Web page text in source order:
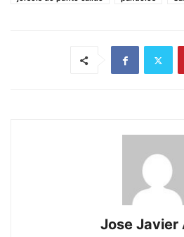
Jose Javier